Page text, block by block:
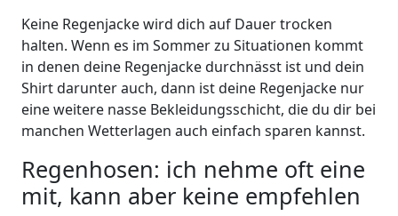
Keine Regenjacke wird dich auf Dauer trocken
halten. Wenn es im Sommer zu Situationen kommt
in denen deine Regenjacke durchnässt ist und dein
Shirt darunter auch, dann ist deine Regenjacke nur
eine weitere nasse Bekleidungsschicht, die du dir bei
manchen Wetterlagen auch einfach sparen kannst.
Regenhosen: ich nehme oft eine
mit, kann aber keine empfehlen